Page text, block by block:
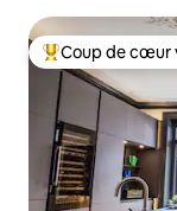
Coups de cœur
Coup de cœur